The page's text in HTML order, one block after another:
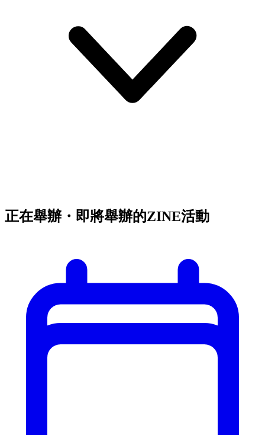
正在舉辦・即將舉辦的ZINE活動